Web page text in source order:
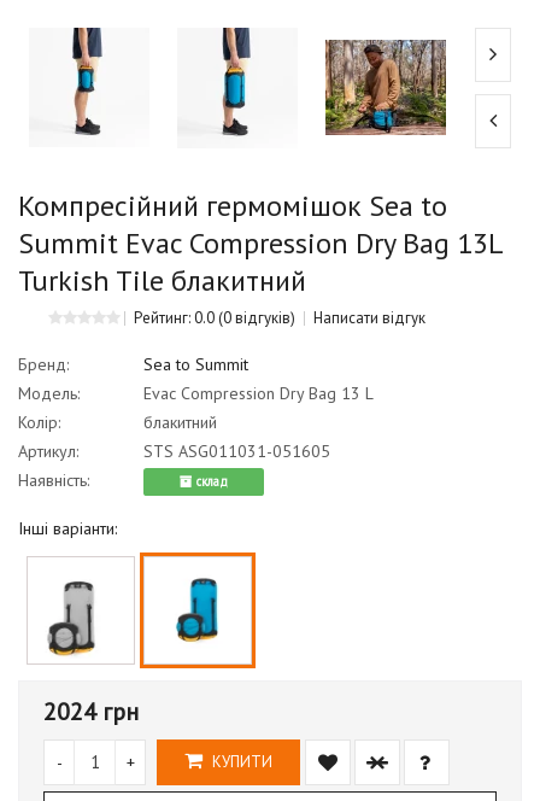
Компресійний гермомішок Sea to
Summit Evac Compression Dry Bag 13L
Turkish Tile блакитний
Рейтинг: 0.0(0 відгуків) Написати відгук
Бренд:
Sea to Summit
Модель:
Evac Compression Dry Bag 13 L
Колір:
блакитний
Артикул:
STS ASG011031-051605
Наявність:
cклад
Інші варіанти:
2024 грн
- + КУПИТИ